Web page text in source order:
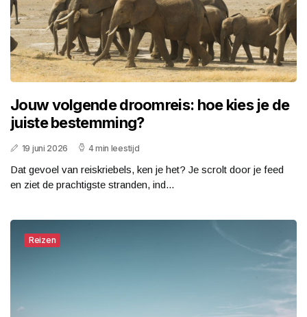
Jouw volgende droomreis: hoe kies je de
juiste bestemming?
19 juni 2026 4 min leestijd
Dat gevoel van reiskriebels, ken je het? Je scrolt door je feed
en ziet de prachtigste stranden, ind...
Reizen